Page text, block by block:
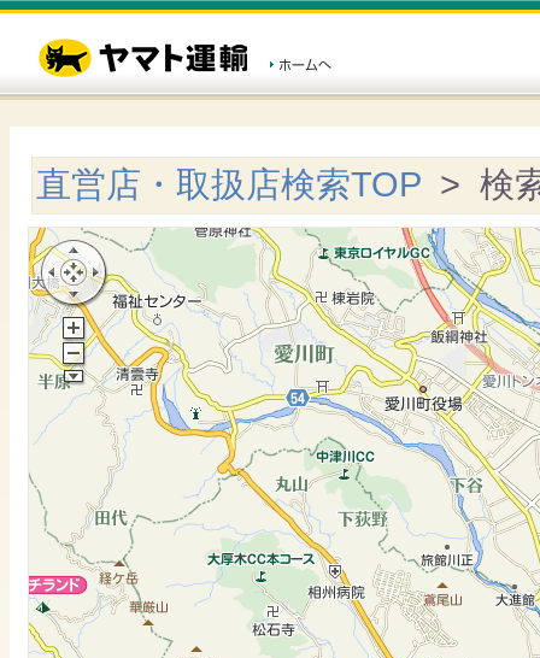
直営店・取扱店検索TOP > 検